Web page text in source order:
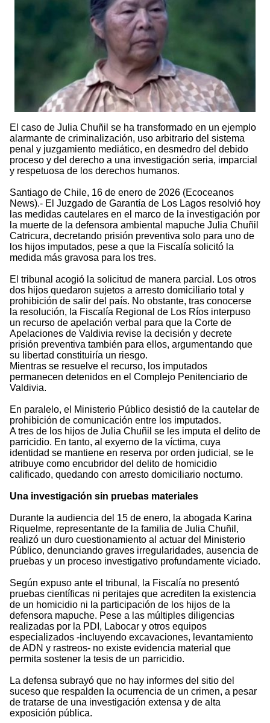
El caso de Julia Chuñil se ha transformado en un ejemplo
alarmante de criminalización, uso arbitrario del sistema
penal y juzgamiento mediático, en desmedro del debido
proceso y del derecho a una investigación seria, imparcial
y respetuosa de los derechos humanos.
Santiago de Chile, 16 de enero de 2026 (Ecoceanos
News).- El Juzgado de Garantía de Los Lagos resolvió hoy
las medidas cautelares en el marco de la investigación por
la muerte de la defensora ambiental mapuche Julia Chuñil
Catricura, decretando prisión preventiva solo para uno de
los hijos imputados, pese a que la Fiscalía solicitó la
medida más gravosa para los tres.
El tribunal acogió la solicitud de manera parcial. Los otros
dos hijos quedaron sujetos a arresto domiciliario total y
prohibición de salir del país. No obstante, tras conocerse
la resolución, la Fiscalía Regional de Los Ríos interpuso
un recurso de apelación verbal para que la Corte de
Apelaciones de Valdivia revise la decisión y decrete
prisión preventiva también para ellos, argumentando que
su libertad constituiría un riesgo.
Mientras se resuelve el recurso, los imputados
permanecen detenidos en el Complejo Penitenciario de
Valdivia.
En paralelo, el Ministerio Público desistió de la cautelar de
prohibición de comunicación entre los imputados.
A tres de los hijos de Julia Chuñil se les imputa el delito de
parricidio. En tanto, al exyerno de la víctima, cuya
identidad se mantiene en reserva por orden judicial, se le
atribuye como encubridor del delito de homicidio
calificado, quedando con arresto domiciliario nocturno.
Una investigación sin pruebas materiales
Durante la audiencia del 15 de enero, la abogada Karina
Riquelme, representante de la familia de Julia Chuñil,
realizó un duro cuestionamiento al actuar del Ministerio
Público, denunciando graves irregularidades, ausencia de
pruebas y un proceso investigativo profundamente viciado.
Según expuso ante el tribunal, la Fiscalía no presentó
pruebas científicas ni peritajes que acrediten la existencia
de un homicidio ni la participación de los hijos de la
defensora mapuche. Pese a las múltiples diligencias
realizadas por la PDI, Labocar y otros equipos
especializados -incluyendo excavaciones, levantamiento
de ADN y rastreos- no existe evidencia material que
permita sostener la tesis de un parricidio.
La defensa subrayó que no hay informes del sitio del
suceso que respalden la ocurrencia de un crimen, a pesar
de tratarse de una investigación extensa y de alta
exposición pública.